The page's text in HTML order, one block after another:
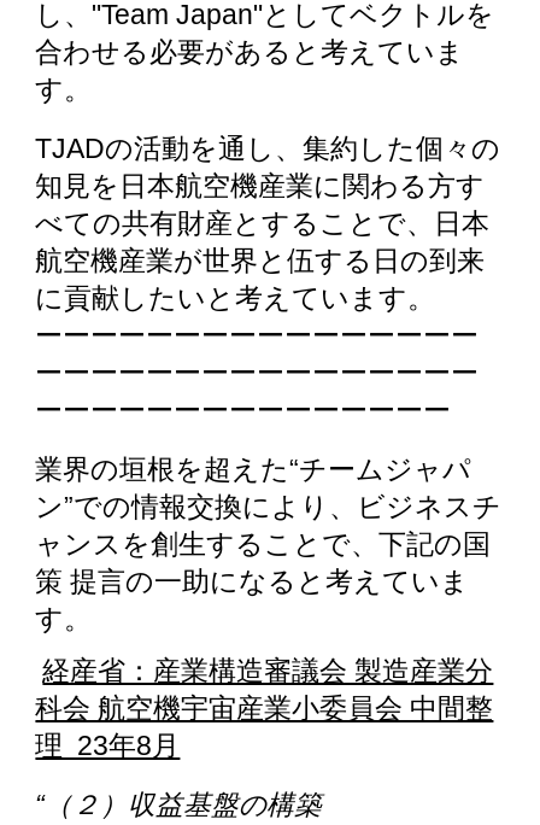
し、"Team Japan"としてベクトルを
合わせる必要があると考えていま
す。
TJADの活動を通し、集約した個々の
知見を日本航空機産業に関わる方す
べての共有財産とすることで、日本
航空機産業が世界と伍する日の到来
に貢献 したいと考えています。
ーーーーーーーーーーーーーーーー
ーーーーーーーーーーーーーーーー
ーーーーーーーーーーーーーーー
業界の垣根を超えた“チームジャパ
ン”での情報交換により、ビジネスチ
ャンスを創生することで、下記の国
策 提言の一助になると考えていま
す。
経産省：産業構造審議会 製造産業分
科会 航空機宇宙産業小委員会 中間整
理 23年8月
“（２）収益基盤の構築